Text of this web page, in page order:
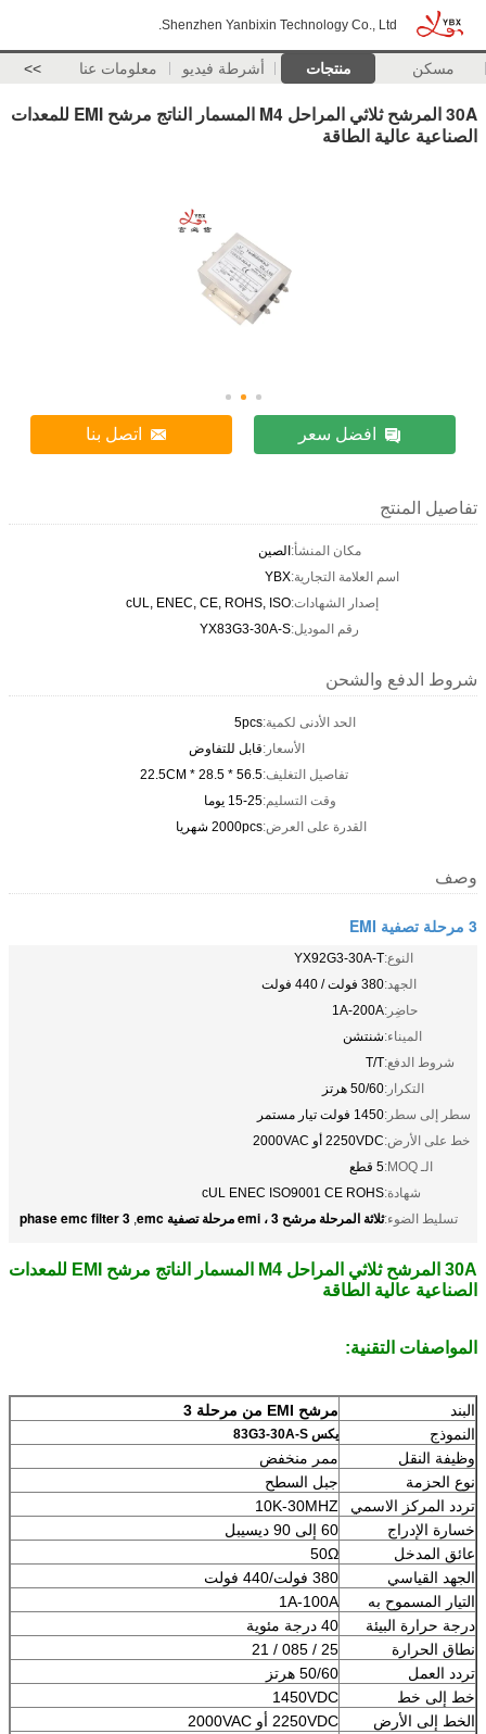
Shenzhen Yanbixin Technology Co., Ltd.
مسكن منتجات أشرطة فيديو معلومات عنا >>
30A المرشح ثلاثي المراحل M4 المسمار الناتج مرشح EMI للمعدات
الصناعية عالية الطاقة
افضل سعر اتصل بنا
تفاصيل المنتج
مكان المنشأ:الصين
اسم العلامة التجارية:YBX
إصدار الشهادات:cUL, ENEC, CE, ROHS, ISO
رقم الموديل:YX83G3-30A-S
شروط الدفع والشحن
الحد الأدنى لكمية:5pcs
الأسعار:قابل للتفاوض
تفاصيل التغليف:56.5 * 28.5 * 22.5CM
وقت التسليم:15-25 يوما
القدرة على العرض:2000pcs شهريا
وصف
3 مرحلة تصفية EMI
النوع:YX92G3-30A-T
الجهد:380 فولت / 440 فولت
حاضِر:1A-200A
الميناء:شنتشن
شروط الدفع:T/T
التكرار:50/60 هرتز
سطر إلى سطر:1450 فولت تيار مستمر
خط على الأرض:2250VDC أو 2000VAC
الـ MOQ:
5 قطع
شهادة:cUL ENEC ISO9001 CE ROHS
تسليط الضوء:ثلاثة المرحلة مرشح emi ، 3 مرحلة تصفية emc ,
3 phase emc filter
30A المرشح ثلاثي المراحل M4 المسمار الناتج مرشح EMI للمعدات
الصناعية عالية الطاقة
المواصفات التقنية:
البند
مرشح EMI من مرحلة 3
النموذج
يكس 83G3-30A-S
وظيفة النقل
ممر منخفض
نوع الحزمة
جبل السطح
تردد المركز الاسمي
10K-30MHZ
خسارة الإدراج
60 إلى 90 ديسيبل
عائق المدخل
50Ω
الجهد القياسي
380 فولت/440 فولت
التيار المسموح به
1A-100A
درجة حرارة البيئة
40 درجة مئوية
نطاق الحرارة
25 / 085 / 21
تردد العمل
50/60 هرتز
خط إلى خط
1450VDC
الخط إلى الأرض
2250VDC أو 2000VAC